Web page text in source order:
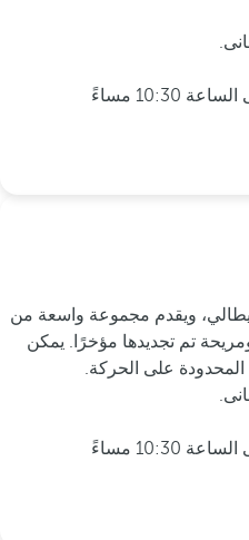
ويقدم مجموعة واسعة من
ومريحة تم تجديدها مؤخرًا. يمكن
على الحركة.